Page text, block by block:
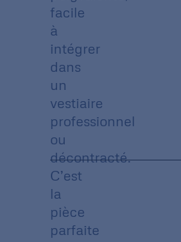
facile
à
intégrer
dans
un
vestiaire
professionnel
ou
décontracté.
C’est
la
pièce
parfaite